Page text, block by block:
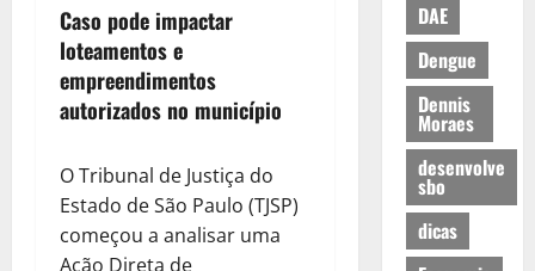
Caso pode impactar
loteamentos e
empreendimentos
autorizados no município
O Tribunal de Justiça do
Estado de São Paulo (TJSP)
começou a analisar uma
Ação Direta de
DAE
Dengue
Dennis
Moraes
desenvolve
sbo
dicas